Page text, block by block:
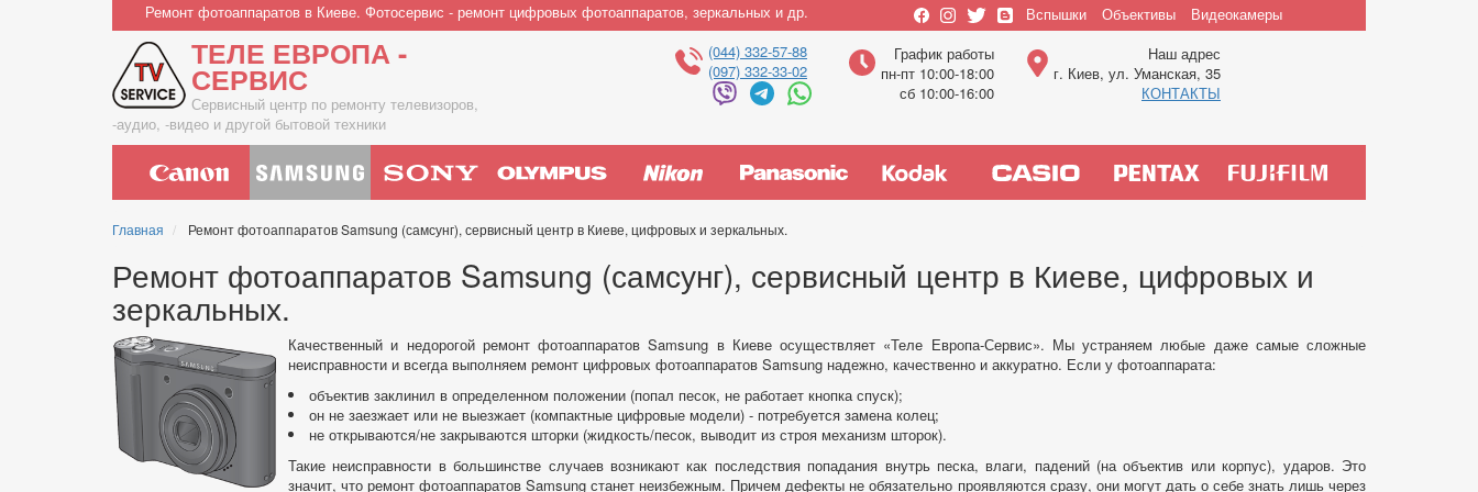
Ремонт фотоаппаратов в Киеве. Фотосервис - ремонт цифровых фотоаппаратов, зеркальных и др.
Верхнее
меню
Вспышки Объективы Видеокамеры
ТЕЛЕ ЕВРОПА -
СЕРВИС
Сервисный центр по ремонту телевизоров,
-аудио, -видео и другой бытовой техники
(044) 332-57-88
(097) 332-33-02
График работы
пн-пт 10:00-18:00
сб 10:00-16:00
Наш адрес
г. Киев, ул. Уманская, 35
КОНТАКТЫ
Main
navigation
Главная Ремонт фотоаппаратов Samsung (самсунг), сервисный центр в Киеве, цифровых и зеркальных.
Ремонт фотоаппаратов Samsung (самсунг), сервисный центр в Киеве, цифровых и
зеркальных.
Качественный и недорогой ремонт фотоаппаратов Samsung в Киеве осуществляет «Теле Европа-Сервис». Мы устраняем любые даже самые сложные
неисправности и всегда выполняем ремонт цифровых фотоаппаратов Samsung надежно, качественно и аккуратно. Если у фотоаппарата:
объектив заклинил в определенном положении (попал песок, не работает кнопка спуск);
он не заезжает или не выезжает (компактные цифровые модели) - потребуется замена колец;
не открываются/не закрываются шторки (жидкость/песок, выводит из строя механизм шторок).
Такие неисправности в большинстве случаев возникают как последствия попадания внутрь песка, влаги, падений (на объектив или корпус), ударов. Это
значит, что ремонт фотоаппаратов Samsung станет неизбежным. Причем дефекты не обязательно проявляются сразу, они могут дать о себе знать лишь через